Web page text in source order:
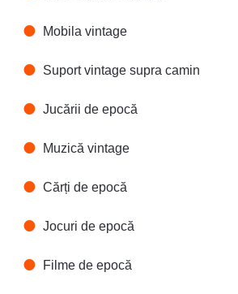
Mobila vintage
Suport vintage supra camin
Jucării de epocă
Muzică vintage
Cărți de epocă
Jocuri de epocă
Filme de epocă